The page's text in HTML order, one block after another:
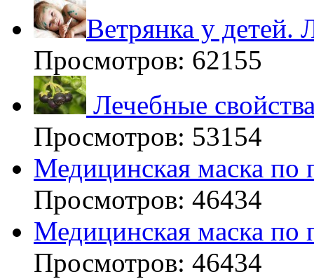
Ветрянка у детей.
Просмотров: 62155
Лечебные
Просмотров: 53154
Медицинская маска по
Просмотров: 46434
Медицинская маска по
Просмотров: 46434